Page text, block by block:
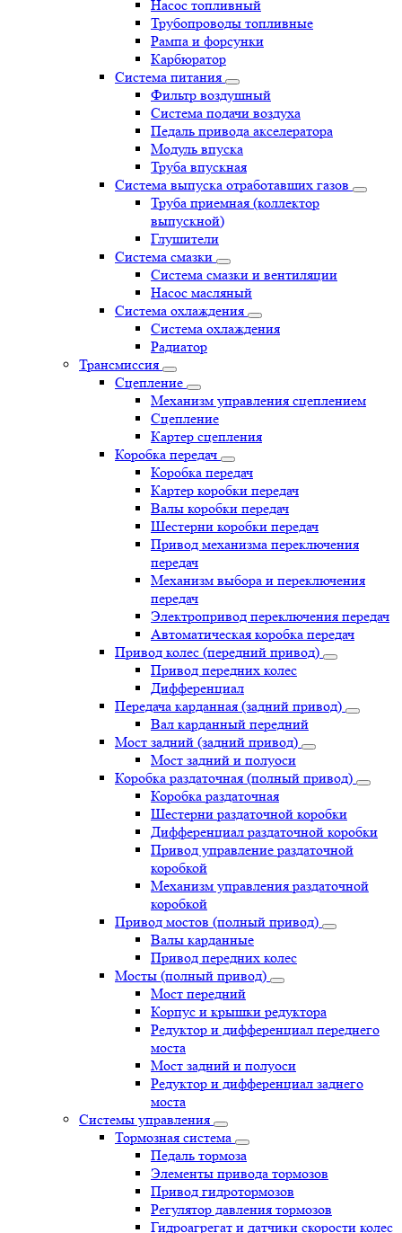
Насос топливный
Трубопроводы топливные
Рампа и форсунки
Карбюратор
Система питания
Фильтр воздушный
Система подачи воздуха
Педаль привода акселератора
Модуль впуска
Труба впускная
Система выпуска отработавших газов
Труба приемная (коллектор
выпускной)
Глушители
Система смазки
Система смазки и вентиляции
Насос масляный
Система охлаждения
Система охлаждения
Радиатор
Трансмиссия
Сцепление
Механизм управления сцеплением
Сцепление
Картер сцепления
Коробка передач
Коробка передач
Картер коробки передач
Валы коробки передач
Шестерни коробки передач
Привод механизма переключения
передач
Механизм выбора и переключения
передач
Электропривод переключения передач
Автоматическая коробка передач
Привод колес (передний привод)
Привод передних колес
Дифференциал
Передача карданная (задний привод)
Вал карданный передний
Мост задний (задний привод)
Мост задний и полуоси
Коробка раздаточная (полный привод)
Коробка раздаточная
Шестерни раздаточной коробки
Дифференциал раздаточной коробки
Привод управление раздаточной
коробкой
Механизм управления раздаточной
коробкой
Привод мостов (полный привод)
Валы карданные
Привод передних колес
Мосты (полный привод)
Мост передний
Корпус и крышки редуктора
Редуктор и дифференциал переднего
моста
Мост задний и полуоси
Редуктор и дифференциал заднего
моста
Системы управления
Тормозная система
Педаль тормоза
Элементы привода тормозов
Привод гидротормозов
Регулятор давления тормозов
Гидроагрегат и датчики скорости колес